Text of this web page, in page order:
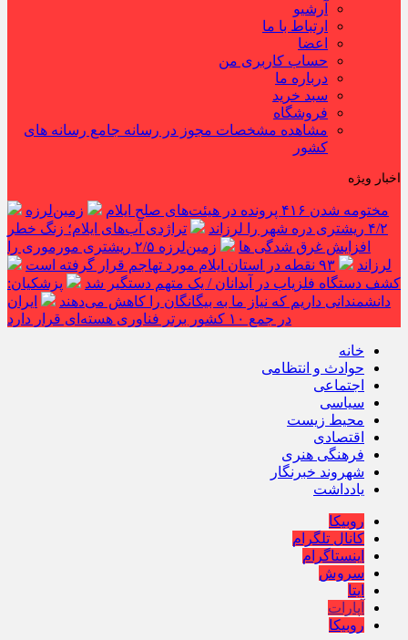
آرشیو
ارتباط با ما
اعضا
حساب کاربری من
درباره ما
سبد خرید
فروشگاه
مشاهده مشخصات مجوز در رسانه جامع رسانه های
کشور
اخبار ویژه
مختومه شدن ۴۱۶ پرونده در هیئت‌های صلح ایلام
زمین‌لرزه
۴/۲ ریشتری دره شهر را لرزاند
تراژدی آب‌های ایلام؛ زنگ خطر
افزایش غرق شدگی ها
زمین‌لرزه ۲/۵ ریشتری مورموری را
لرزاند
۹۳ نقطه در استان ایلام مورد تهاجم قرار گرفته است
کشف دستگاه فلزیاب در آبدانان / یک متهم دستگیر شد
پزشکیان:
دانشمندانی داریم که نیاز ما به بیگانگان را کاهش می‌دهند
ایران
در جمع ۱۰ کشور برتر فناوری هسته‌ای قرار دارد
خانه
حوادث و انتظامی
اجتماعی
سیاسی
محیط زیست
اقتصادی
فرهنگی هنری
شهروند خبرنگار
یادداشت
روبیکا
کانال تلگرام
اینستاگرام
سروش
ایتا
آپارات
روبیکا